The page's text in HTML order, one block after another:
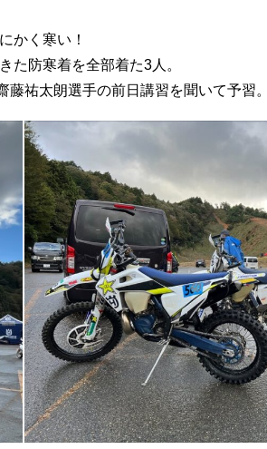
かく寒い！
た防寒着を全部着た3人。
祐太朗選手の前日講習を聞いて予習。